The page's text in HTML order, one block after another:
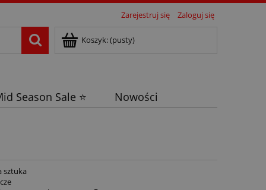
Zarejestruj się Zaloguj się
Koszyk:(pusty)
Season Sale ⭐ Nowości
sztuka